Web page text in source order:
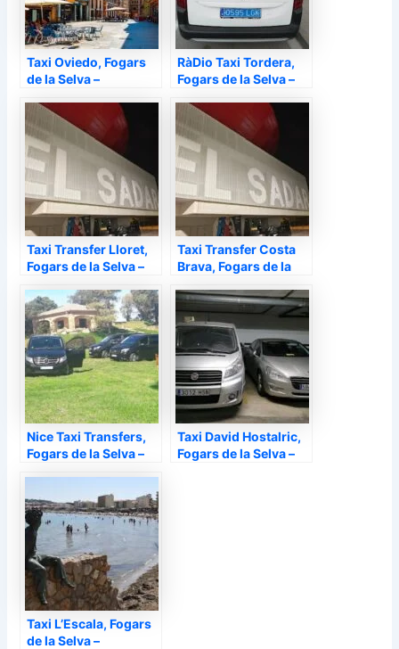
Taxi Oviedo, Fogars
de la Selva –
RàDio Taxi Tordera,
Fogars de la Selva –
Taxi Transfer Lloret,
Fogars de la Selva –
Taxi Transfer Costa
Brava, Fogars de la
Nice Taxi Transfers,
Fogars de la Selva –
Taxi David Hostalric,
Fogars de la Selva –
Taxi L’Escala, Fogars
de la Selva –